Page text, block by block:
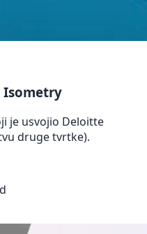
Isometry
je usvojio Deloitte
druge tvrtke).